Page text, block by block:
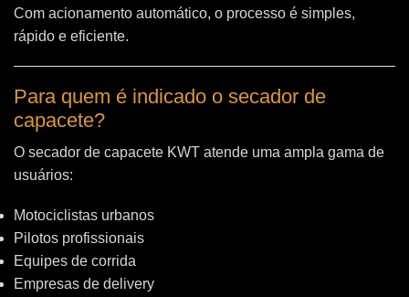
Com acionamento automático, o processo é simples,
rápido e eficiente.
Para quem é indicado o secador de
capacete?
O secador de capacete KWT atende uma ampla gama de
usuários:
Motociclistas urbanos
Pilotos profissionais
Equipes de corrida
Empresas de delivery